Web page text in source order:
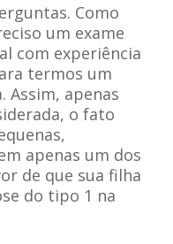
Como
um exame
com experiência
termos um
Assim, apenas
o fato
apenas um dos
de que sua filha
do tipo 1 na